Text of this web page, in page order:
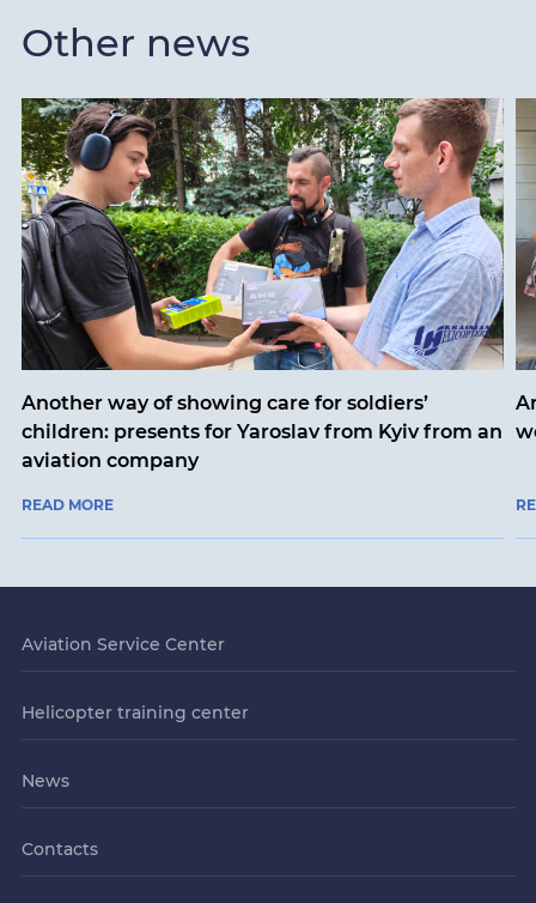
Other news
Another way of showing care for soldiers’
children: presents for Yaroslav from Kyiv from an
aviation company
READ MORE
Aviation Service Center
Helicopter training center
News
Contacts